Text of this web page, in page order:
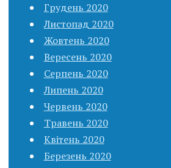
Грудень 2020
Листопад 2020
Жовтень 2020
Вересень 2020
Серпень 2020
Липень 2020
Червень 2020
Травень 2020
Квітень 2020
Березень 2020